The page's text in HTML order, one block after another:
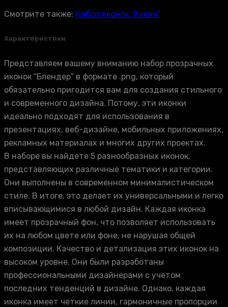
Смотрите также: Набор иконок “Кухня”
Характеристики
Представляем вашему вниманию набор прозрачных
иконок “Блендер” в формате .png, который
обязательно пригодится вам для создания стильного
и современного дизайна. Потому, эти иконки
идеально подходят для использования в
презентациях, веб-дизайне, мобильных приложениях,
рекламных материалах и многих других проектах.
В наборе вы найдете 5 разнообразных иконок,
представляющих различные тематики и категории.
Они выполнены в современном минималистическом
стиле. В итоге, это делает их универсальными и легко
вписывающимися в любой дизайн. Каждая иконка
имеет прозрачный фон, что позволяет использовать
их на любом цвете или фоне, не нарушая общей
композиции. Качество и детализация этих иконок на
высоком уровне. Они были разработаны
профессиональными дизайнерами с учетом
последних тенденций в дизайне. Однако, каждая
иконка имеет четкие линии, гармоничные пропорции